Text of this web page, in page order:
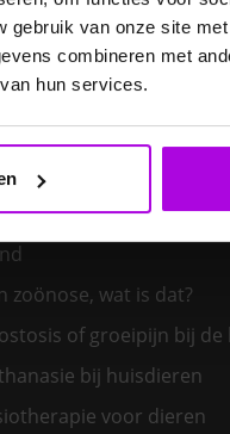
gebruik van onze site
combineren met
hun services.
bij het konijn
hond kiezen – welk
klein huisdier kiezen
nieuw kitten in huis
zoönose, wat is dat?
of groeipijn bij de
bij huisdieren
voor dieren